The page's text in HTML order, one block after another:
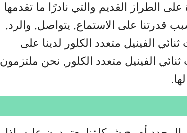
على الطراز القديم والتي نادرًا ما تقدمها
قدرتنا على الاستماع, يتواصل, والرد,
الفينيل متعدد الكلور لدينا على
الفينيل متعدد الكلور, نحن ملتزمون